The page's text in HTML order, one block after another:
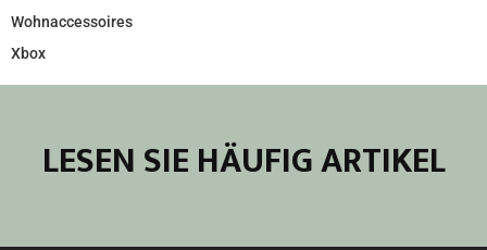
Wohnaccessoires
Xbox
LESEN SIE HÄUFIG ARTIKEL